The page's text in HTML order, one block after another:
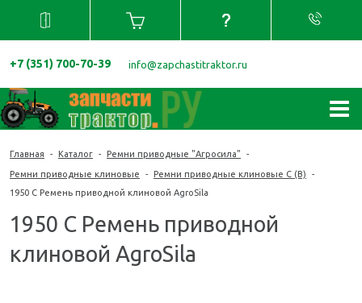
+7 (351) 700-70-39 info@zapchastitraktor.ru
Главная - Каталог - Ремни приводные "Агросила" -
Ремни приводные клиновые - Ремни приводные клиновые С (В)
-
1950 С Ремень приводной клиновой AgroSila
1950 С Ремень приводной
клиновой AgroSila